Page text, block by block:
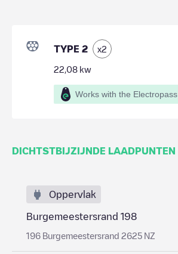
TYPE 2 x2
22,08 kw
Works with the Electropass
DICHTSTBIJZIJNDE LAADPUNTEN
Oppervlak
Burgemeestersrand 198
196 Burgemeestersrand 2625 NZ